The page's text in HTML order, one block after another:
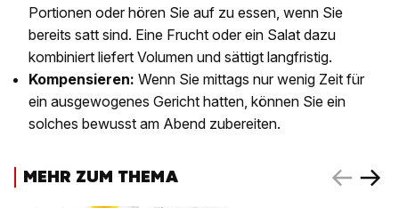
Portionen oder hören Sie auf zu essen, wenn Sie
bereits satt sind. Eine Frucht oder ein Salat dazu
kombiniert liefert Volumen und sättigt langfristig.
Kompensieren: Wenn Sie mittags nur wenig Zeit für
ein ausgewogenes Gericht hatten, können Sie ein
solches bewusst am Abend zubereiten.
MEHR ZUM THEMA